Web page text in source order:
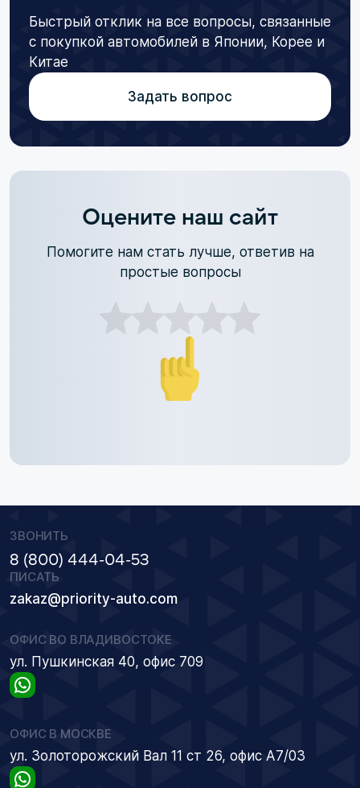
Быстрый отклик на все вопросы, связанные
с покупкой автомобилей в Японии, Корее и
Китае
Задать вопрос
Оцените наш сайт
Помогите нам стать лучше, ответив на
простые вопросы
ЗВОНИТЬ
8 (800) 444-04-53
ПИСАТЬ
zakaz@priority-auto.com
ОФИС ВО ВЛАДИВОСТОКЕ
ул. Пушкинская 40, офис 709
ОФИС В МОСКВЕ
ул. Золоторожский Вал 11 ст 26, офис А7/03